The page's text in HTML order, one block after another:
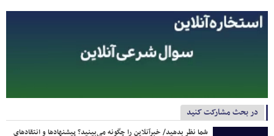
در بحث مشارکت کنید
شما نظر بدهید/ خبرآنلاین را چگونه می‌بینید؟ پیشنهادها و انتقادهای